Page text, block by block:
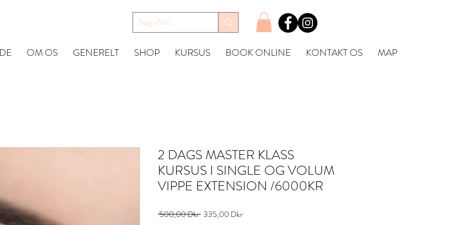
OM OS GENERELT SHOP KURSUS BOOK ONLINE KONTAKT OS MAP
2 DAGS MASTER KLASS
KURSUS I SINGLE OG VOLUM
VIPPE EXTENSION /6000KR
500,00 Dkr Ordinarie
335,00 DkrReapris